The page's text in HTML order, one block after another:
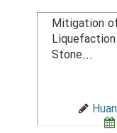
Stone...